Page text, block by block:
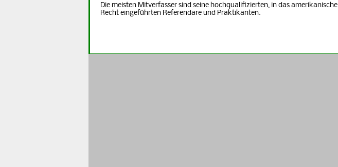
Die meisten Mitverfasser sind seine hochqualifizierten, in das amerikanische
Recht eingeführten Referendare und Praktikanten.